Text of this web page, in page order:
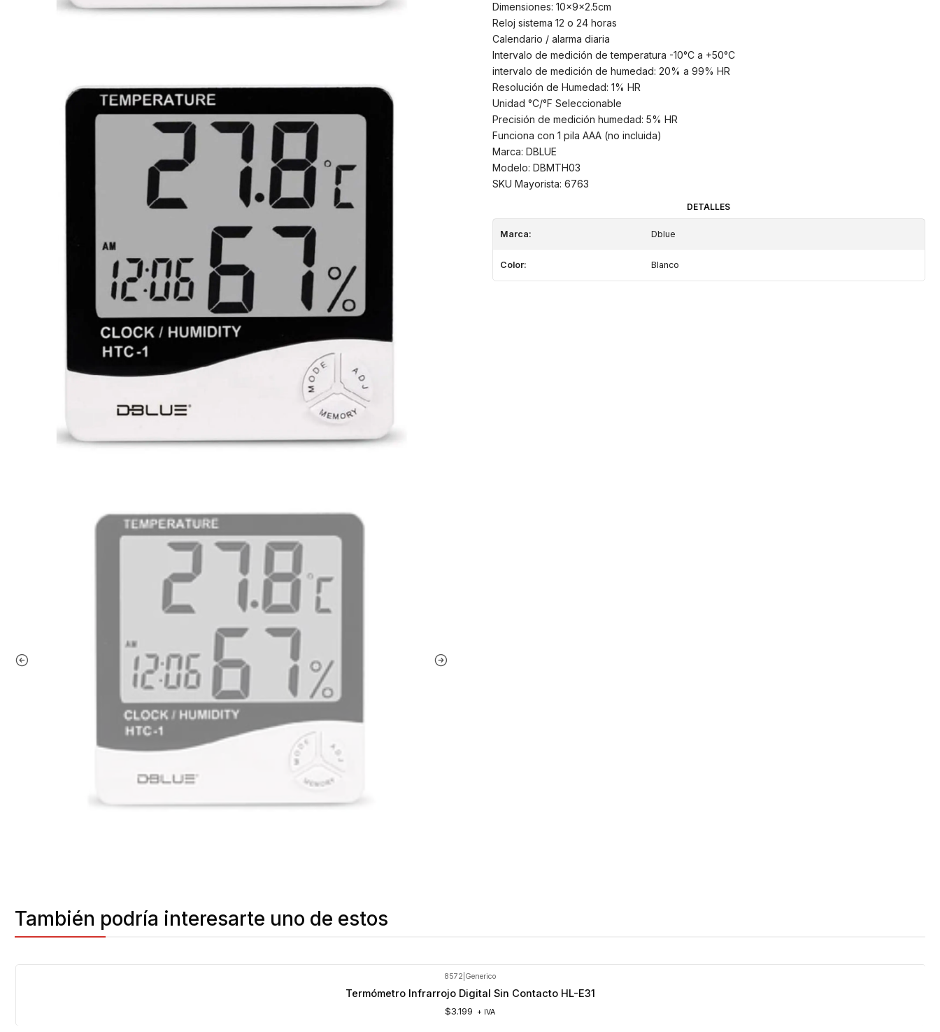
Dimensiones: 10x9x2.5cm
Reloj sistema 12 o 24 horas
Calendario / alarma diaria
Intervalo de medición de temperatura -10°C a +50°C
intervalo de medición de humedad: 20% a 99% HR
Resolución de Humedad: 1% HR
Unidad °C/°F Seleccionable
Precisión de medición humedad: 5% HR
Funciona con 1 pila AAA (no incluida)
Marca: DBLUE
Modelo: DBMTH03
SKU Mayorista: 6763
DETALLES
Marca: Dblue
Color: Blanco
También podría interesarte uno de estos
8572 Generico
Termómetro Infrarrojo Digital Sin Contacto HL-E31
$3.199 + IVA